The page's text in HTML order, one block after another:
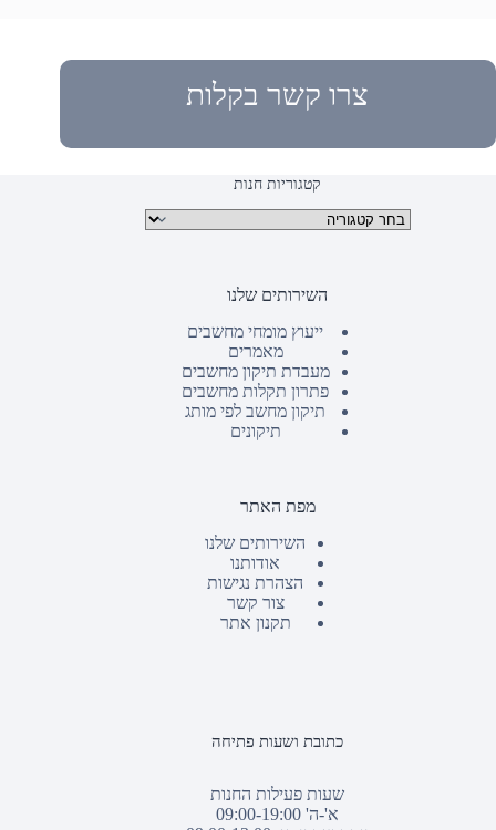
צרו קשר בקלות
קטגוריות חנות
קטגוריות מוצרים
השירותים שלנו
ייעוץ מומחי מחשבים
מאמרים
מעבדת תיקון מחשבים
פתרון תקלות מחשבים
תיקון מחשב לפי מותג
תיקונים
מפת האתר
השירותים שלנו
אודותנו
הצהרת נגישות
צור קשר
תקנון אתר
כתובת ושעות פתיחה
שעות פעילות החנות
א'-ה' 09:00-19:00